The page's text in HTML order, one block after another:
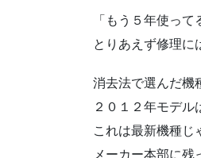
「もう５年使っ
とりあえず修理に
消去法で選んだ機
２０１２年モデ
これは最新機種じ
メーカー本部に残